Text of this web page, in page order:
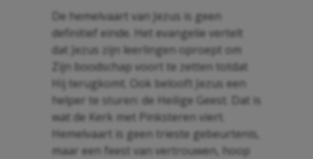
De hemelvaart van Jezus is geen
definitief einde. Het evangelie vertelt
dat Jezus zijn leerlingen oproept om
Zijn boodschap voort te zetten totdat
Hij terugkomt. Ook belooft Jezus een
helper te sturen: de Heilige Geest. Dat is
wat de Kerk met Pinksteren viert.
Hemelvaart is geen trieste gebeurtenis,
maar een feest van vertrouwen, hoop